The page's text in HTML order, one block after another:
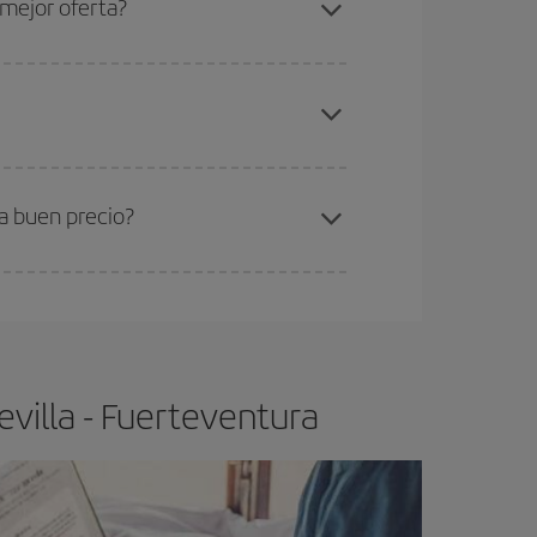
horarios
oferta?
Fuerteventura-dest
buen precio?
- Fuerteventura